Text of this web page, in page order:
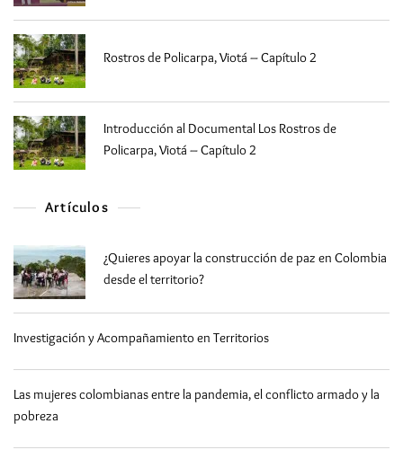
Rostros de Policarpa, Viotá – Capítulo 2
Introducción al Documental Los Rostros de
Policarpa, Viotá – Capítulo 2
Artículos
¿Quieres apoyar la construcción de paz en Colombia
desde el territorio?
Investigación y Acompañamiento en Territorios
Las mujeres colombianas entre la pandemia, el conflicto armado y la
pobreza